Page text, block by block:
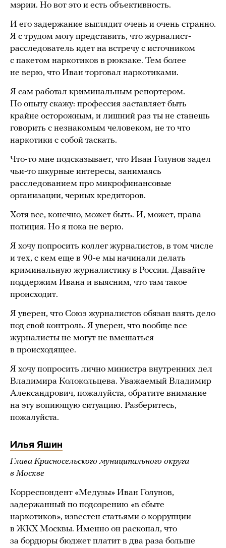
мэрии. Но вот это и есть объективность.
И его задержание выглядит очень и очень странно.
Я с трудом могу представить, что журналист-
расследователь идет на встречу с источником
с пакетом наркотиков в рюкзаке. Тем более
не верю, что Иван торговал наркотиками.
Я сам работал криминальным репортером.
По опыту скажу: профессия заставляет быть
крайне осторожным, и лишний раз ты не станешь
говорить с незнакомым человеком, не то что
наркотики с собой таскать.
Что-то мне подсказывает, что Иван Голунов задел
чьи-то шкурные интересы, занимаясь
расследованием про микрофинансовые
организации, черных кредиторов.
Хотя все, конечно, может быть. И, может, права
полиция. Но я пока не верю.
Я хочу попросить коллег журналистов, в том числе
и тех, с кем еще в 90-е мы начинали делать
криминальную журналистику в России. Давайте
поддержим Ивана и выясним, что там такое
происходит.
Я уверен, что Союз журналистов обязан взять дело
под свой контроль. Я уверен, что вообще все
журналисты не могут не вмешаться
в происходящее.
Я хочу попросить лично министра внутренних дел
Владимира Колокольцева. Уважаемый Владимир
Александрович, пожалуйста, обратите внимание
на эту вопиющую ситуацию. Разберитесь,
пожалуйста.
Илья Яшин
Глава Красносельского муниципального округа
в Москве
Корреспондент «Медузы» Иван Голунов,
задержанный по подозрению «в сбыте
наркотиков», известен статьями о коррупции
в ЖКХ Москвы. Именно он раскопал, что
за бордюры бюджет платит в два раза больше